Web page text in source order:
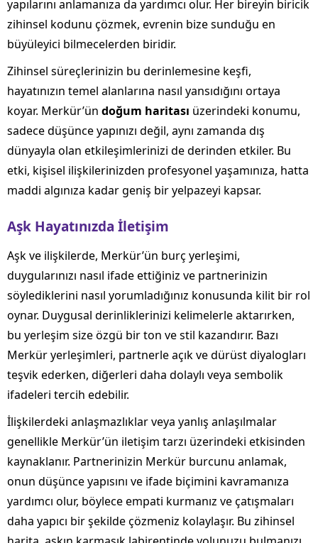
yapılarını anlamanıza da yardımcı olur. Her bireyin biricik
zihinsel kodunu çözmek, evrenin bize sunduğu en
büyüleyici bilmecelerden biridir.
Zihinsel süreçlerinizin bu derinlemesine keşfi,
hayatınızın temel alanlarına nasıl yansıdığını ortaya
koyar. Merkür’ün doğum haritası üzerindeki konumu,
sadece düşünce yapınızı değil, aynı zamanda dış
dünyayla olan etkileşimlerinizi de derinden etkiler. Bu
etki, kişisel ilişkilerinizden profesyonel yaşamınıza, hatta
maddi algınıza kadar geniş bir yelpazeyi kapsar.
Aşk Hayatınızda İletişim
Aşk ve ilişkilerde, Merkür’ün burç yerleşimi,
duygularınızı nasıl ifade ettiğiniz ve partnerinizin
söylediklerini nasıl yorumladığınız konusunda kilit bir rol
oynar. Duygusal derinliklerinizi kelimelerle aktarırken,
bu yerleşim size özgü bir ton ve stil kazandırır. Bazı
Merkür yerleşimleri, partnerle açık ve dürüst diyalogları
teşvik ederken, diğerleri daha dolaylı veya sembolik
ifadeleri tercih edebilir.
İlişkilerdeki anlaşmazlıklar veya yanlış anlaşılmalar
genellikle Merkür’ün iletişim tarzı üzerindeki etkisinden
kaynaklanır. Partnerinizin Merkür burcunu anlamak,
onun düşünce yapısını ve ifade biçimini kavramanıza
yardımcı olur, böylece empati kurmanız ve çatışmaları
daha yapıcı bir şekilde çözmeniz kolaylaşır. Bu zihinsel